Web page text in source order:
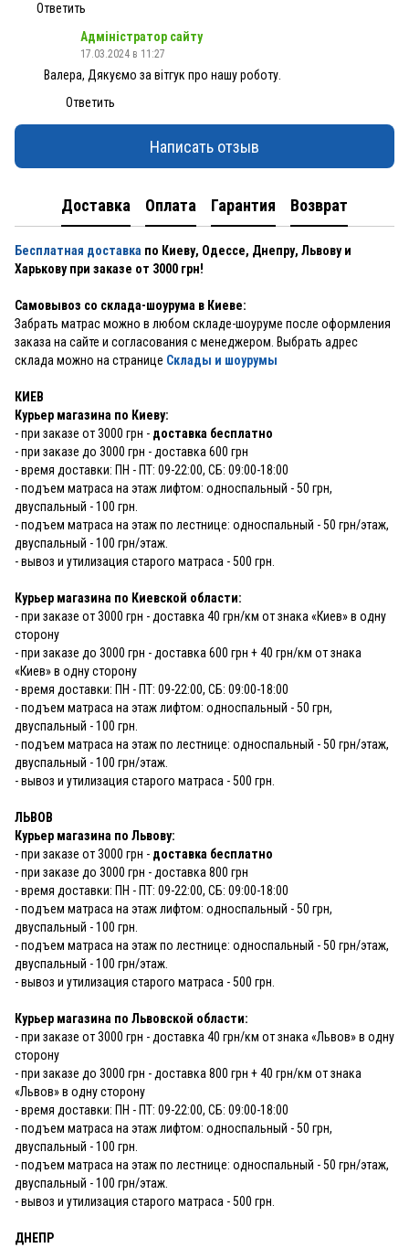
Ответить
Адміністратор сайту
17.03.2024 в 11:27
Валера, Дякуємо за вітгук про нашу роботу.
Ответить
Написать отзыв
Доставка Оплата Гарантия Возврат
Бесплатная доставка по Киеву, Одессе, Днепру, Львову и
Харькову при заказе от 3000 грн!
Самовывоз со склада-шоурума в Киеве:
Забрать матрас можно в любом складе-шоуруме после оформления
заказа на сайте и согласования с менеджером. Выбрать адрес
склада можно на странице Склады и шоурумы
КИЕВ
Курьер магазина по Киеву:
- при заказе от 3000 грн - доставка бесплатно
- при заказе до 3000 грн - доставка 600 грн
- время доставки: ПН - ПТ: 09-22:00, СБ: 09:00-18:00
- подъем матраса на этаж лифтом: односпальный - 50 грн,
двуспальный - 100 грн.
- подъем матраса на этаж по лестнице: односпальный - 50 грн/этаж,
двуспальный - 100 грн/этаж.
- вывоз и утилизация старого матраса - 500 грн.
Курьер магазина по Киевской области:
- при заказе от 3000 грн - доставка 40 грн/км от знака «Киев» в одну
сторону
- при заказе до 3000 грн - доставка 600 грн + 40 грн/км от знака
«Киев» в одну сторону
- время доставки: ПН - ПТ: 09-22:00, СБ: 09:00-18:00
- подъем матраса на этаж лифтом: односпальный - 50 грн,
двуспальный - 100 грн.
- подъем матраса на этаж по лестнице: односпальный - 50 грн/этаж,
двуспальный - 100 грн/этаж.
- вывоз и утилизация старого матраса - 500 грн.
ЛЬВОВ
Курьер магазина по Львову:
- при заказе от 3000 грн - доставка бесплатно
- при заказе до 3000 грн - доставка 800 грн
- время доставки: ПН - ПТ: 09-22:00, СБ: 09:00-18:00
- подъем матраса на этаж лифтом: односпальный - 50 грн,
двуспальный - 100 грн.
- подъем матраса на этаж по лестнице: односпальный - 50 грн/этаж,
двуспальный - 100 грн/этаж.
- вывоз и утилизация старого матраса - 500 грн.
Курьер магазина по Львовской области:
- при заказе от 3000 грн - доставка 40 грн/км от знака «Львов» в одну
сторону
- при заказе до 3000 грн - доставка 800 грн + 40 грн/км от знака
«Львов» в одну сторону
- время доставки: ПН - ПТ: 09-22:00, СБ: 09:00-18:00
- подъем матраса на этаж лифтом: односпальный - 50 грн,
двуспальный - 100 грн.
- подъем матраса на этаж по лестнице: односпальный - 50 грн/этаж,
двуспальный - 100 грн/этаж.
- вывоз и утилизация старого матраса - 500 грн.
ДНЕПР